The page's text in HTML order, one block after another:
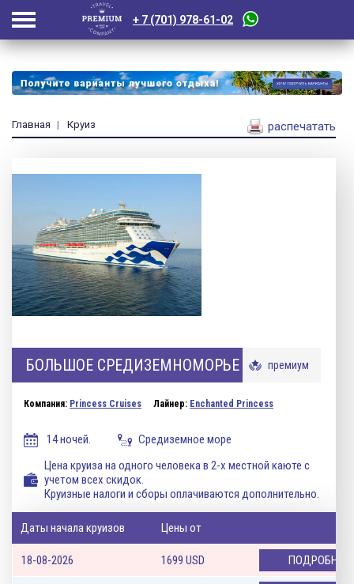
+ 7 (701) 978-61-02
Главная Круиз распечатать
БОЛЬШОЕ СРЕДИЗЕМНОМОРЬЕ премиум
Компания: Princess Cruises Лайнер: Enchanted Princess
14 ночей.
Средиземное море
Цена круиза на одного человека в 2-х местной каюте с
учетом всех скидок.
Круизные налоги и сборы оплачиваются дополнительно.
Даты начала круизов Цены от
18-08-2026 1699USD ПОДРОБНЕЕ